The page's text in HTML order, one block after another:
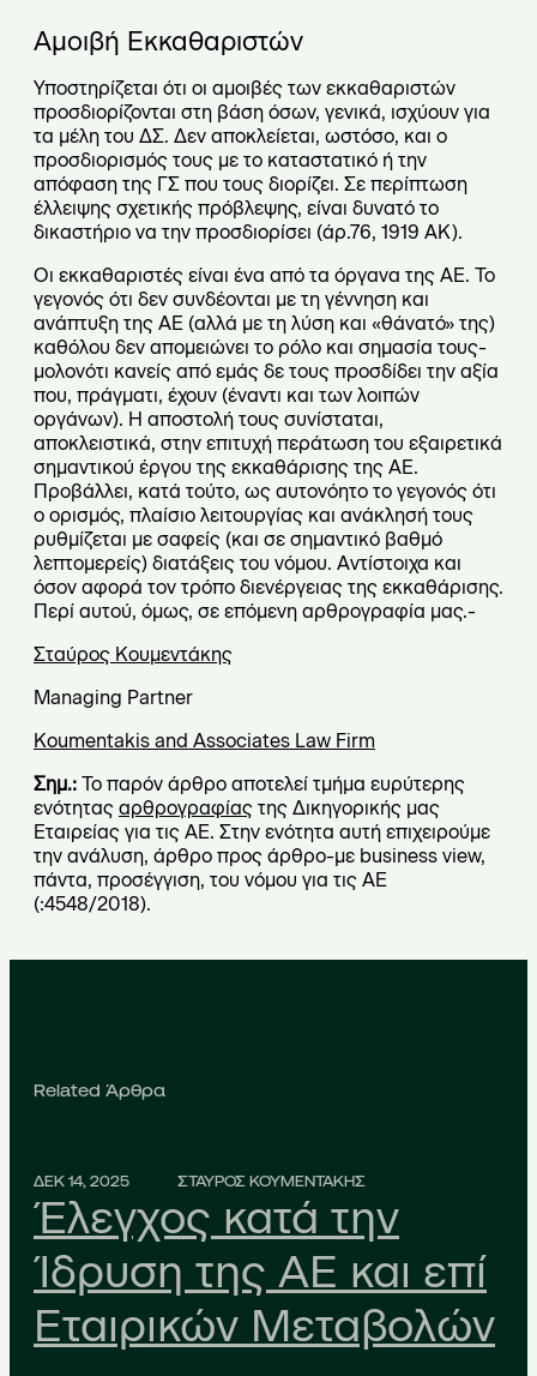
Αμοιβή Εκκαθαριστών
Υποστηρίζεται ότι οι αμοιβές των εκκαθαριστών
προσδιορίζονται στη βάση όσων, γενικά, ισχύουν για
τα μέλη του ΔΣ. Δεν αποκλείεται, ωστόσο, και ο
προσδιορισμός τους με το καταστατικό ή την
απόφαση της ΓΣ που τους διορίζει. Σε περίπτωση
έλλειψης σχετικής πρόβλεψης, είναι δυνατό το
δικαστήριο να την προσδιορίσει (άρ.76, 1919 ΑΚ).
Οι εκκαθαριστές είναι ένα από τα όργανα της ΑΕ. Το
γεγονός ότι δεν συνδέονται με τη γέννηση και
ανάπτυξη της ΑΕ (αλλά με τη λύση και «θάνατό» της)
καθόλου δεν απομειώνει το ρόλο και σημασία τους-
μολονότι κανείς από εμάς δε τους προσδίδει την αξία
που, πράγματι, έχουν (έναντι και των λοιπών
οργάνων). Η αποστολή τους συνίσταται,
αποκλειστικά, στην επιτυχή περάτωση του εξαιρετικά
σημαντικού έργου της εκκαθάρισης της ΑΕ.
Προβάλλει, κατά τούτο, ως αυτονόητο το γεγονός ότι
ο ορισμός, πλαίσιο λειτουργίας και ανάκλησή τους
ρυθμίζεται με σαφείς (και σε σημαντικό βαθμό
λεπτομερείς) διατάξεις του νόμου. Αντίστοιχα και
όσον αφορά τον τρόπο διενέργειας της εκκαθάρισης.
Περί αυτού, όμως, σε επόμενη αρθρογραφία μας.-
Σταύρος Κουμεντάκης
Managing Partner
Koumentakis and Associates Law Firm
Σημ.: Το παρόν άρθρο αποτελεί τμήμα ευρύτερης
ενότητας αρθρογραφίας της Δικηγορικής μας
Εταιρείας για τις ΑΕ. Στην ενότητα αυτή επιχειρούμε
την ανάλυση, άρθρο προς άρθρο-με business view,
πάντα, προσέγγιση, του νόμου για τις ΑΕ
(:4548/2018).
Related Άρθρα
ΔΕΚ 14, 2025 ΣΤΑΥΡΟΣ ΚΟΥΜΕΝΤΑΚΗΣ
Έλεγχος κατά την
Ίδρυση της ΑΕ και επί
Εταιρικών Μεταβολών